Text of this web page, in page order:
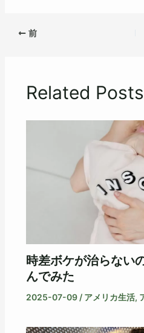
前
Related Posts
時差ボケが治らない
んでみた
2025-07-09 / アメリカ生活,